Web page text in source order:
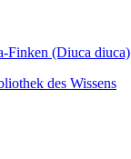
Finken (Diuca diuca)
des Wissens